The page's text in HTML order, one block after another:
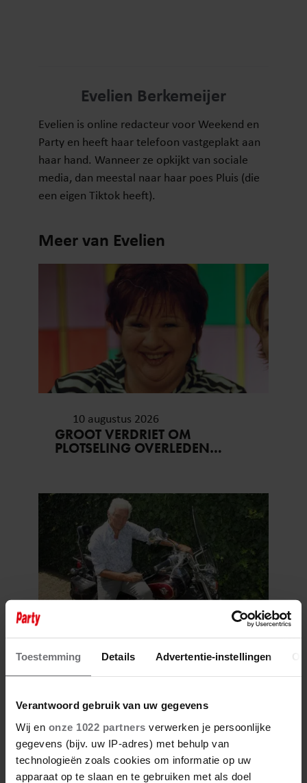
Toestemming Details Advertentie-instellingen
Verantwoord gebruik van uw gegevens
Wij en onze 1022 partners verwerken je persoonlijke
gegevens (bijv. uw IP-adres) met behulp van
technologieën zoals cookies om informatie op uw
apparaat op te slaan en te gebruiken met als doel
Evelien Berkemeijer
Evelien is online redacteur voor Weekend en
Party en heeft haar telefoon vastgeplakt aan
haar hand. Wanneer ze opkijkt van sociale
media, dan meestal naar haar poes Pluis (die
een eigen Tiktok heeft).
Meer van Evelien
10 augustus 2026
GROOT VERDRIET OM
PLOTSELING OVERLEDEN
BEN CRAMER GESCHOKT
DOOR HARDE REACTIES NA